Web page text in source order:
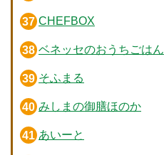
CHEFBOX
ベネッセのおうちごはん
そふまる
みしまの御膳ほのか
あいーと